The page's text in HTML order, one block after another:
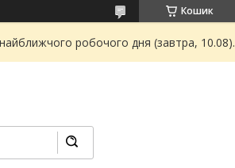
Кошик
робочого дня (завтра, 10.08).